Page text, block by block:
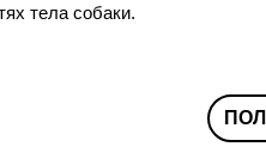
тела собаки.